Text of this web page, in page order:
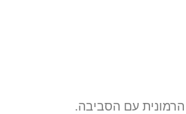
הרמונית עם הסביבה.